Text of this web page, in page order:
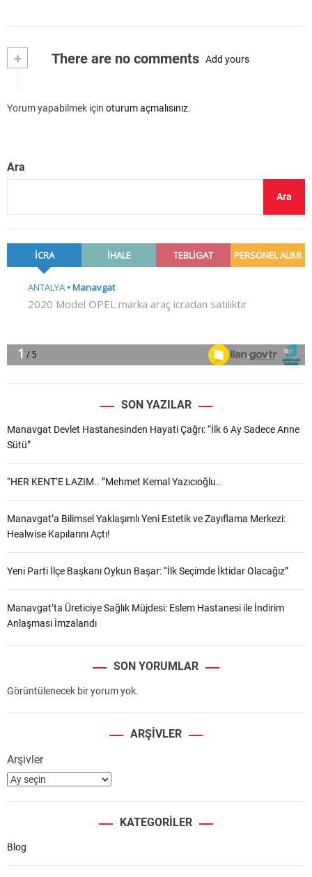
+ There are no comments Add yours
Yorum yapabilmek için oturum açmalısınız.
Ara
Ara
SON YAZILAR
Manavgat Devlet Hastanesinden Hayati Çağrı: “İlk 6 Ay Sadece Anne
Sütü”
“HER KENT’E LAZIM.. ”Mehmet Kemal Yazıcıoğlu..
Manavgat’a Bilimsel Yaklaşımlı Yeni Estetik ve Zayıflama Merkezi:
Healwise Kapılarını Açtı!
Yeni Parti İlçe Başkanı Oykun Başar: “İlk Seçimde İktidar Olacağız”
Manavgat’ta Üreticiye Sağlık Müjdesi: Eslem Hastanesi ile İndirim
Anlaşması İmzalandı
SON YORUMLAR
Görüntülenecek bir yorum yok.
ARŞIVLER
Arşivler
KATEGORILER
Blog